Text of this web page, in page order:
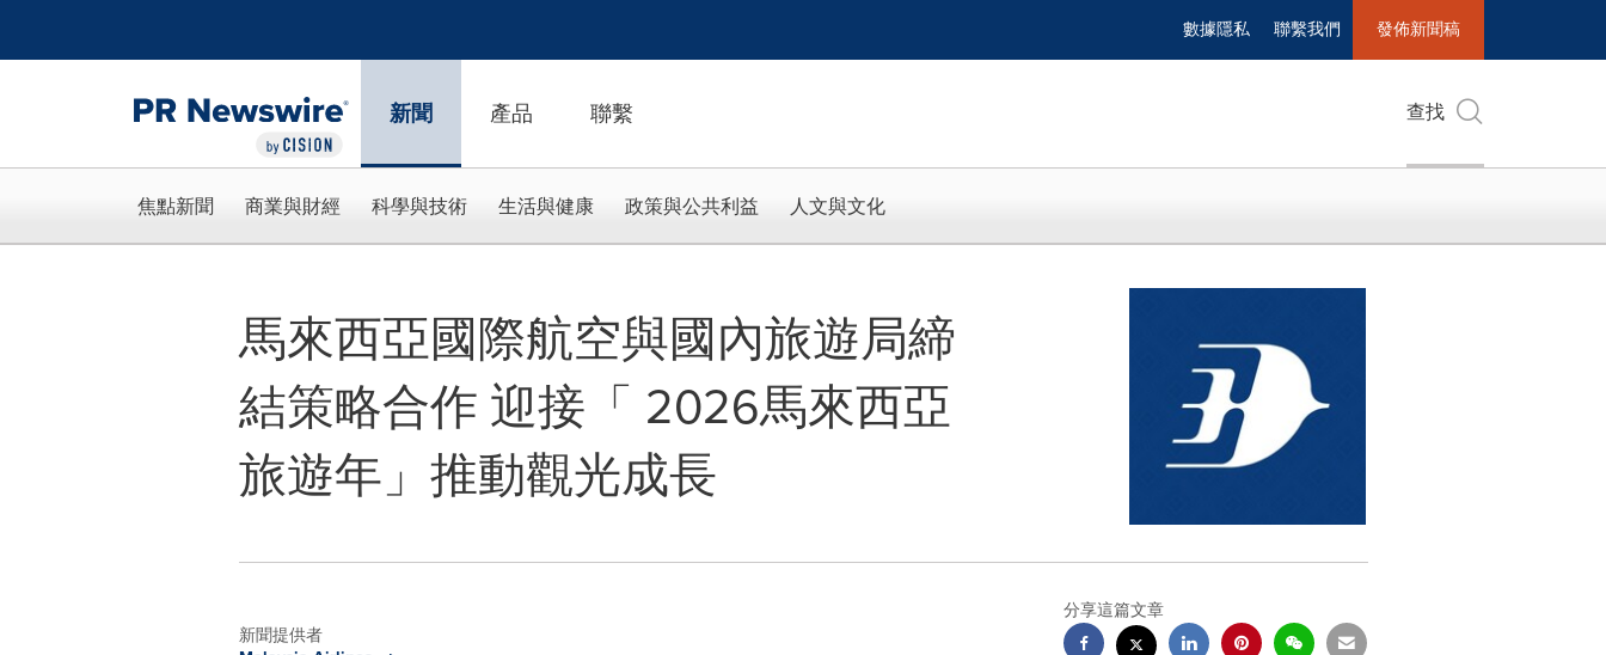
數據隱私 聯繫我們 發佈新聞稿
新聞 產品 聯繫 查找
焦點新聞 商業與財經 科學與技術 生活與健康 政策與公共利益 人文與文化
馬來西亞國際航空與國內旅遊局締
結策略合作 迎接「 2026馬來西亞
旅遊年」推動觀光成長
新聞提供者
分享這篇文章